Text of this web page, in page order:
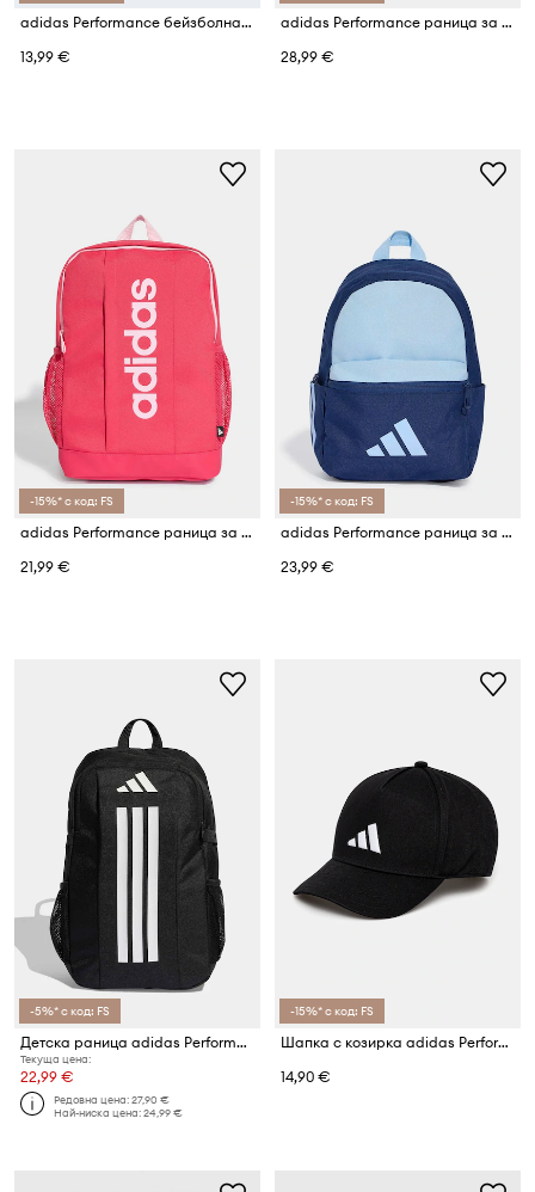
adidas Performance бейзболна шапка за деца
13,99 €
adidas Performance раница за училище за деца DISNEY
28,99 €
-15%* с код: FS
adidas Performance раница за деца
21,99 €
-15%* с код: FS
adidas Performance раница за деца
23,99 €
-5%* с код: FS
Детска раница adidas Performance
Текуща цена:
22,99 €
Редовна цена:27,90 €
Най-ниска цена:24,99 €
-15%* с код: FS
Шапка с козирка adidas Performance
14,90 €